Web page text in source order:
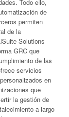
Todo ello,
de
permiten
de la
Solutions
GRC que
de las
servicios
en
que
la gestión de
a largo